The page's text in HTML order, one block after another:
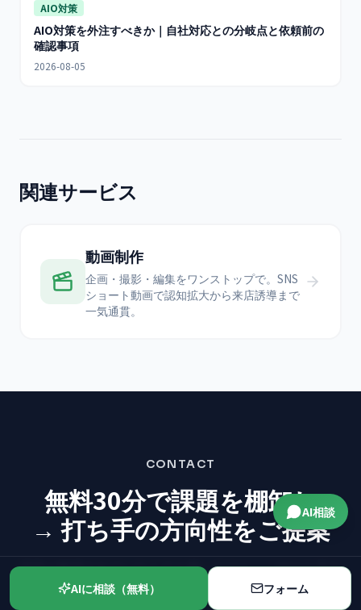
AIO対策
AIO対策を外注すべきか｜自社対応との分岐点と依頼前の
確認事項
2026-08-05
関連サービス
動画制作
企画・撮影・編集をワンストップで。SNS
ショート動画で認知拡大から来店誘導まで
一気通貫。
CONTACT
無料30分で課題を棚卸し
→ 打ち手の方向性をご提案
課題が整理されていなくても構いません。「何から手を
つけていいかわからない」状態から
一緒に始めます。
AIに相談（無料） フォーム
AI相談